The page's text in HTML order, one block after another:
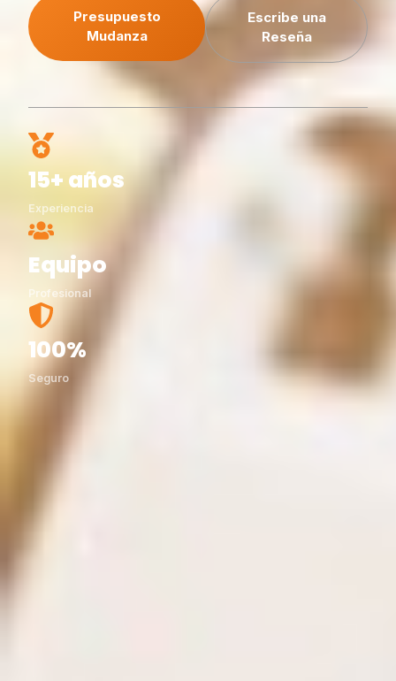
Presupuesto
Mudanza
Escribe una
Reseña
15+ años
Experiencia
Equipo
Profesional
100%
Seguro